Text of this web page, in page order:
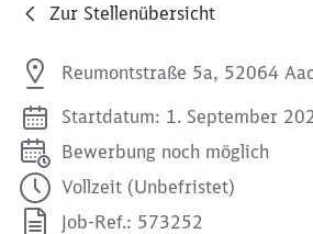
Zur Stellenübersicht
Reumontstraße 5a, 52064
Startdatum: 1. September
Bewerbung noch möglich
Vollzeit (Unbefristet)
Job-Ref.: 573252